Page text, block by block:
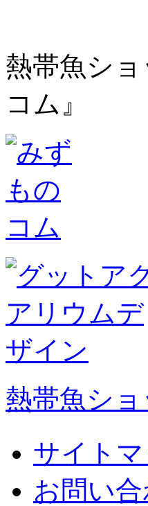
熱帯魚シ
コム』
熱帯魚シ
サイト
お問い